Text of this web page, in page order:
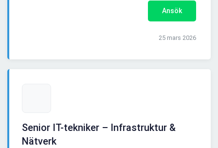
Ansök
25 mars 2026
Senior IT-tekniker – Infrastruktur &
Nätverk